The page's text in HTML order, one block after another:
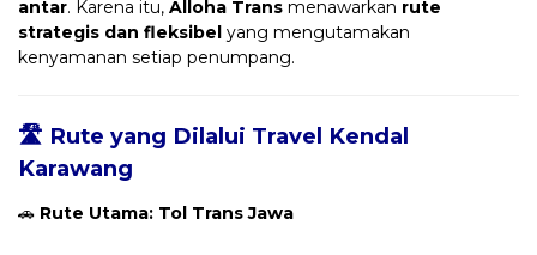
antar. Karena itu, Alloha Trans menawarkan rute
strategis dan fleksibel yang mengutamakan
kenyamanan setiap penumpang.
🛣️ Rute yang Dilalui Travel Kendal
Karawang
🚗 Rute Utama: Tol Trans Jawa